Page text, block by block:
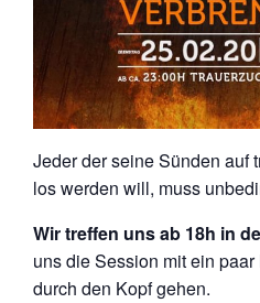
Jeder der seine Sünden auf
los werden will, muss
Wir treffen uns ab 18h in
uns die Session mit ein
durch den Kopf gehen.